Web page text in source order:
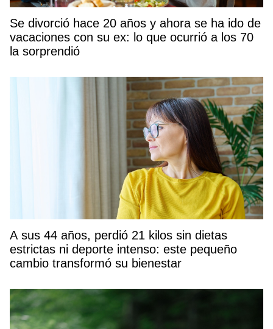
Se divorció hace 20 años y ahora se ha ido de
vacaciones con su ex: lo que ocurrió a los 70
la sorprendió
A sus 44 años, perdió 21 kilos sin dietas
estrictas ni deporte intenso: este pequeño
cambio transformó su bienestar